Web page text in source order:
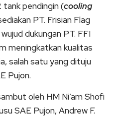
tank pendingin (cooling
PT. Frisian Flag
dukungan PT. FFI
meningkatkan kualitas
salah satu yang dituju
Pujon.
oleh HM Ni’am Shofi
SAE Pujon, Andrew F.